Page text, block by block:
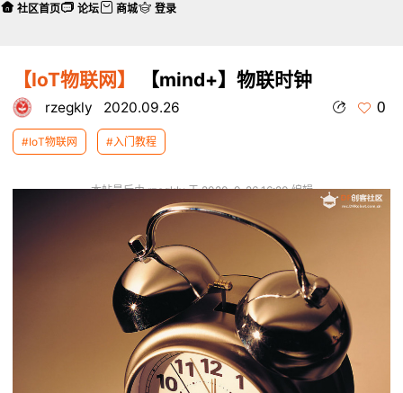
【IoT物联网】 【mind+】物联时钟
rzegkly 2020.09.26 0
#IoT物联网 #入门教程
本帖最后由 rzegkly 于 2020-9-26 16:20 编辑
社区首页 论坛 商城 登录